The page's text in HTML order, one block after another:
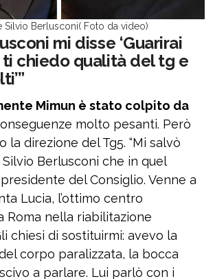
Silvio Berlusconi( Foto da video)
mi disse ‘Guarirai
chiedo qualità del tg e
Mimun è stato colpito da
molto pesanti. Però
la direzione del Tg5. “Mi salvò
Berlusconi che in quel
del Consiglio. Venne a
Lucia, l’ottimo centro
Roma nella riabilitazione
chiesi di sostituirmi: avevo la
corpo paralizzata, la bocca
a parlare. Lui parlò con i